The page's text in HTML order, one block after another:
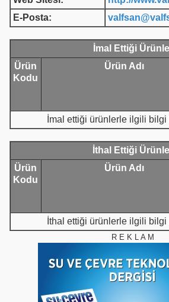
E-Posta:
İmal Ettiği
Ürün
Kodu
Ürün Adı
İmal ettiği ürünlerle ilgili bilgi
İthal Ettiği
Ürün
Kodu
Ürün Adı
İthal ettiği ürünlerle ilgili bilgi
R E K L A M